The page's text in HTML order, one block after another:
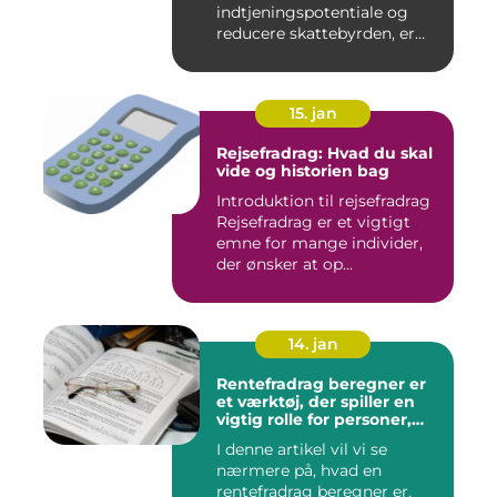
indtjeningspotentiale og
reducere skattebyrden, er
15. jan
Rejsefradrag: Hvad du skal
vide og historien bag
Introduktion til rejsefradrag
Rejsefradrag er et vigtigt
emne for mange individer,
der ønsker at op...
14. jan
Rentefradrag beregner er
et værktøj, der spiller en
vigtig rolle for personer,
optimere deres
skatteindberetning og få
mest muligt ud af de
I denne artikel vil vi se
nærmere på, hvad en
rentefradrag beregner er,